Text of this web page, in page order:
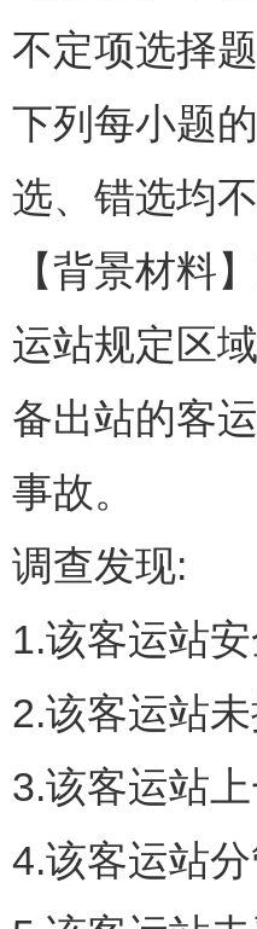
不定项选择
下列每小题
选、错选均不
【背景材料
运站规定区
备出站的客
事故。
调查发现:
1.该客运站
2.该客运站
3.该客运站
4.该客运站